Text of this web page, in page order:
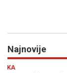
Najnovije